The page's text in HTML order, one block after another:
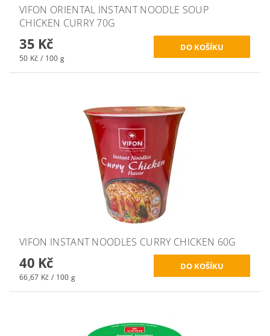
VIFON ORIENTAL INSTANT NOODLE SOUP
CHICKEN CURRY 70G
35 Kč
50 Kč / 100 g
VIFON INSTANT NOODLES CURRY CHICKEN 60G
40 Kč
66,67 Kč / 100 g